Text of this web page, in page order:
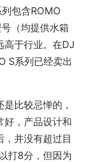
包含ROMO
（均提供水箱
高于行业。在DJ
S系列已经卖出
比较忌惮的，
好，产品设计和
并没有超过目
打8分，但因为